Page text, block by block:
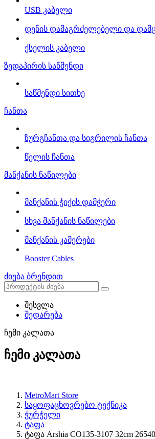
USB კაბელი
დენის დამაგრძელებელი და
ქსელის კაბელი
ზედაპირის საწმენდი
საწმენდი სითხე
ჩანთა
ზურგჩანთა და სიგრილის ჩანთა
წელის ჩანთა
მანქანის ნაწილები
მანქანის ჭიქის დამჭერი
სხვა მანქანის ნაწილები
მანქანის კამერები
Booster Cables
ძიება ბრენდით
შესვლა
შედარება
ჩემი კალათა
ჩემი კალათა
MetroMart Store
საყოფაცხოვრებო ტექნიკა
ჭურჭელი
ტაფა
ტაფა Arshia CO135-3107 32cm 26540